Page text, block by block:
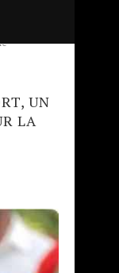
UN
LA